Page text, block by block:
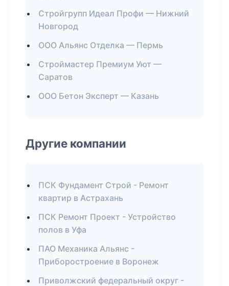
Стройгрупп Идеал Профи — Нижний
Новгород
ООО Альянс Отделка — Пермь
Строймастер Премиум Уют —
Саратов
ООО Бетон Эксперт — Казань
Другие компании
ПСК Фундамент Строй - Ремонт
квартир в Астрахань
ПСК Ремонт Проект - Устройство
полов в Уфа
ПАО Механика Альянс -
Приборостроение в Воронеж
Приволжский федеральный округ -